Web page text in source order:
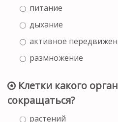
питание
дыхание
активное
размножение
Клетки какого
сокращаться?
растений